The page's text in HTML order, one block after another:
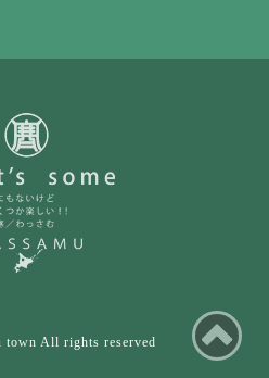
town All rights reserved
ペ